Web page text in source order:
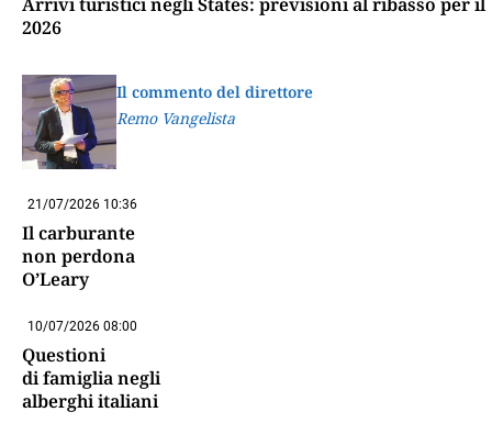
2026
Il commento del direttore
Remo Vangelista
21/07/2026 10:36
Il carburante
non perdona
O’Leary
10/07/2026 08:00
Questioni
di famiglia negli
alberghi italiani